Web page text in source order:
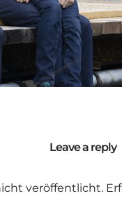
Leave a reply
veröffentlicht.